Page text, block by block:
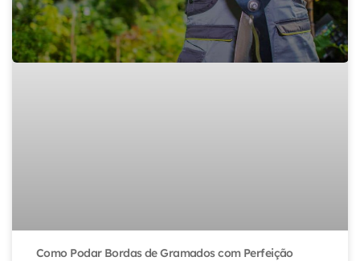
Como Podar Bordas de Gramados com Perfeição